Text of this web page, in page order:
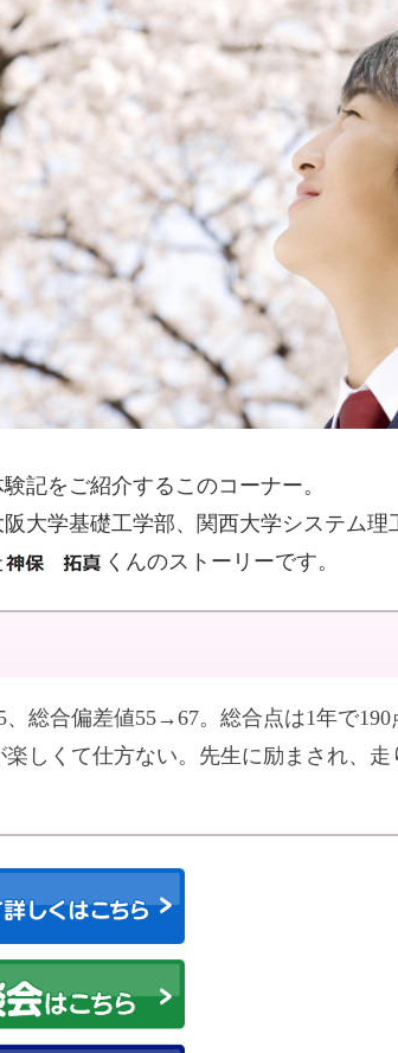
記をご紹介するこのコーナー。
大学基礎工学部、関西大学システム
くんのストーリーです。
総合偏差値55→67。総合点は1年で
楽しくて仕方ない。先生に励まされ、